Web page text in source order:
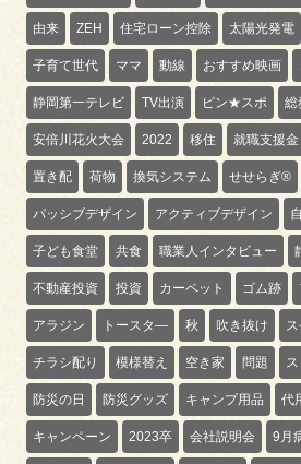
由来 ZEH 住宅ローン控除 太陽光発電
子育て世代 ママ 動線 おすすめ映画
静岡第一テレビ TV出演 ピン★スポ 総
安倍川花火大会 2022 移住 就職支援金
置き配 荷物 換気システム せせらぎ®
パッシブデザイン アクティブデザイン
子ども食堂 共食 職業人インタビュー
不動産投資 投資 カーペット ゴム跡
アラジン トースタ― 秋 吹き抜け
チラシ配り 模様替え 空き家 問題
防災の日 防災グッズ キャンプ用品 代
キャンペーン 2023卒 会社説明会 9月